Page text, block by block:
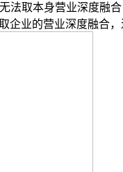
取本身营业深度
业的营业深度融合